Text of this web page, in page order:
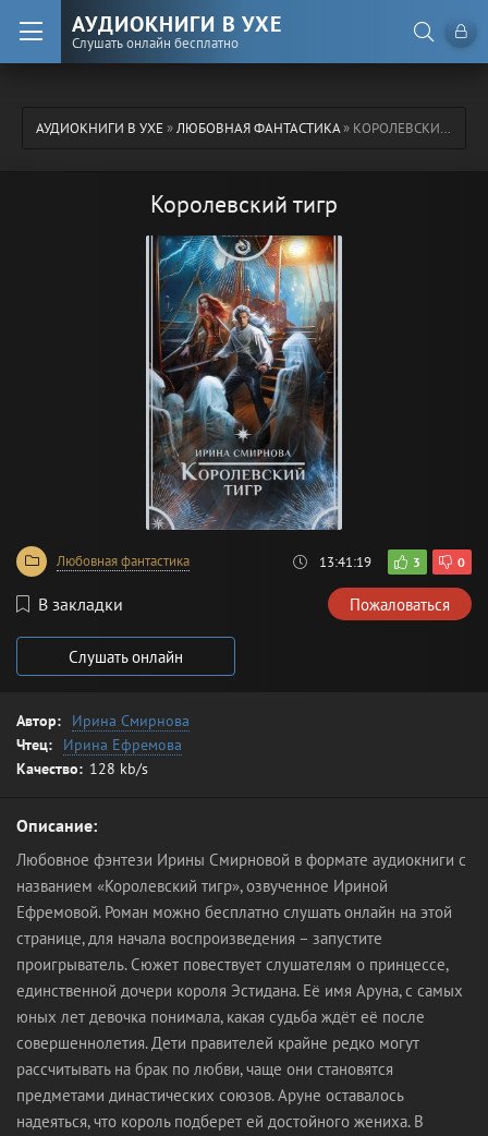
АУДИОКНИГИ В УХЕ
Слушать онлайн бесплатно
АУДИОКНИГИ В УХЕ»ЛЮБОВНАЯ ФАНТАСТИКА» КОРОЛЕВСКИЙ ТИГР
Королевский тигр
Любовная фантастика 13:41:19 3 0
В закладки Пожаловаться
Слушать онлайн
Автор:
Ирина Смирнова
Чтец:
Ирина Ефремова
Качество: 128 kb/s
Описание:
Любовное фэнтези Ирины Смирновой в формате аудиокниги с
названием «Королевский тигр», озвученное Ириной
Ефремовой. Роман можно бесплатно слушать онлайн на этой
странице, для начала воспроизведения – запустите
проигрыватель. Сюжет повествует слушателям о принцессе,
единственной дочери короля Эстидана. Её имя Аруна, с самых
юных лет девочка понимала, какая судьба ждёт её после
совершеннолетия. Дети правителей крайне редко могут
рассчитывать на брак по любви, чаще они становятся
предметами династических союзов. Аруне оставалось
надеяться, что король подберет ей достойного жениха. В